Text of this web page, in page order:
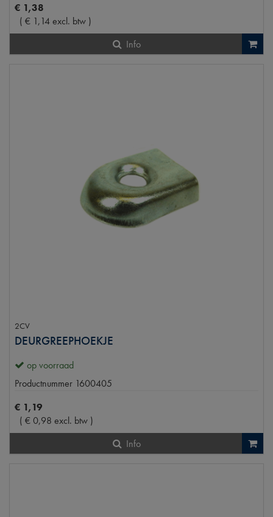
€ 1,38
( € 1,14excl. btw )
Info
2CV
DEURGREEPHOEKJE
op voorraad
Productnummer 1600405
€ 1,19
( €0,98 excl. btw )
Info